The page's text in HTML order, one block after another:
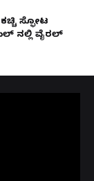
ಸ್ಫೋಟ
ನಲ್ಲಿ ವೈರಲ್